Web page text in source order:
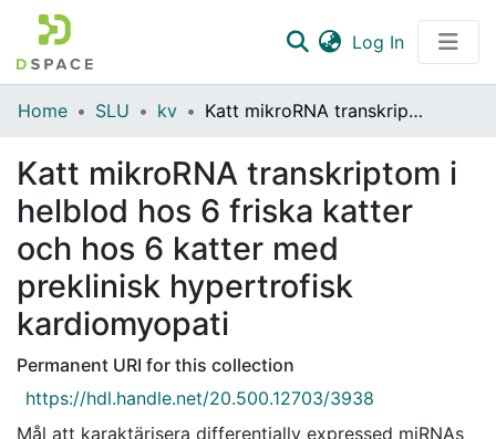
Log In(current)
Communities & Collections
Statistics
Home SLU kv Katt mikroRNA transkriptom i helblod hos 6 friska katter och hos 6 katter med preklinisk hypertrofisk kardiomyopati
Katt mikroRNA transkriptom i
helblod hos 6 friska katter
och hos 6 katter med
preklinisk hypertrofisk
kardiomyopati
Permanent URI for this collection
https://hdl.handle.net/20.500.12703/3938
Mål att karaktärisera differentially expressed miRNAs